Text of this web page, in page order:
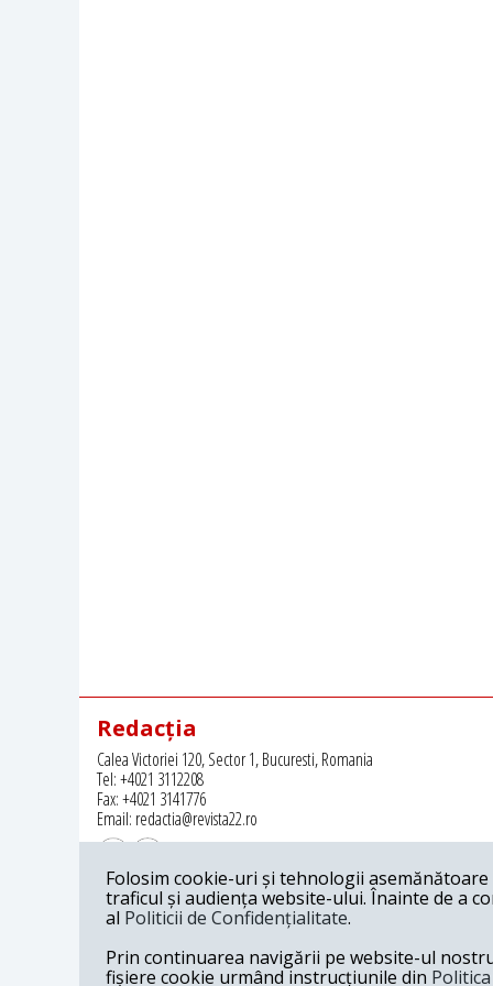
Redacția
Calea Victoriei 120, Sector 1, Bucuresti, Romania
Tel: +4021 3112208
Fax: +4021 3141776
Email: redactia@revista22.ro
Revista 22 este editata de
Folosim cookie-uri și tehnologii
traficul și audiența website-ului. Înainte de a
al Politicii de Confidențialitate.
Prin continuarea navigării pe website-ul
fișiere cookie urmând instrucțiunile din